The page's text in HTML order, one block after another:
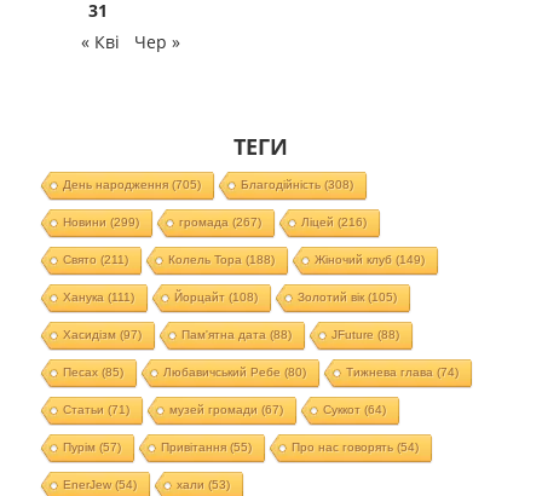
31
« Кві
Чер »
ТЕГИ
День народження(705) Благодійність(308)
Новини (299) громада (267) Ліцей (216)
Свято (211) Колель Тора (188) Жіночий клуб (149)
Ханука (111) Йорцайт (108) Золотий вік(105)
Хасидізм (97) Пам'ятна дата (88) JFuture (88)
Песах(85) Любавичський Ребе (80) Тижнева глава (74)
Статьи (71) музей громади (67) Суккот (64)
Пурім (57) Привітання(55) Про нас говорять(54)
EnerJew(54) хали (53)